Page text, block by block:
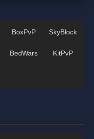
BoxPvP SkyBlock
BedWars KitPvP